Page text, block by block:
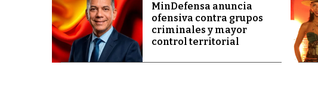
MinDefensa anuncia
ofensiva contra grupos
criminales y mayor
control territorial